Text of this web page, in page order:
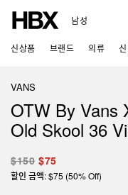
남성
신상품 브랜드 의류
VANS
OTW By Vans
Old Skool 36
$150 $75
할인 금액: $75 (50% Off)